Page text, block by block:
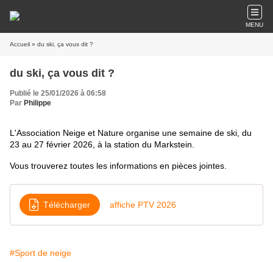
MENU
Accueil » du ski, ça vous dit ?
du ski, ça vous dit ?
Publié le 25/01/2026 à 06:58
Par Philippe
L'Association Neige et Nature organise une semaine de ski, du
23 au 27 février 2026, à la station du Markstein.
Vous trouverez toutes les informations en pièces jointes.
Télécharger affiche PTV 2026
#Sport de neige